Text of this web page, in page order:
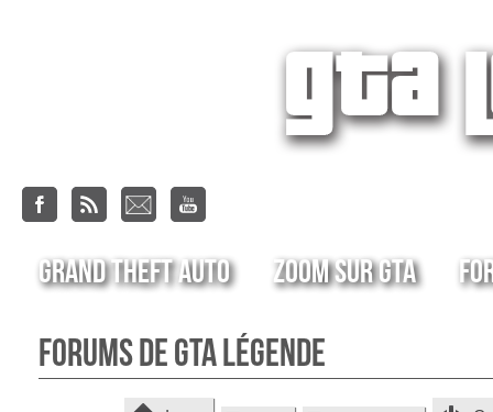
Grand Theft Auto Zoom sur GTA
Forums de GTA Légende